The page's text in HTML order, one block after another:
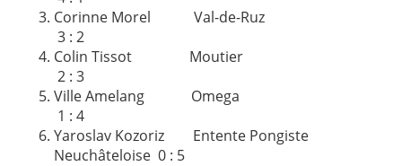
Corinne Morel Val-de-Ruz
3 : 2
Colin Tissot Moutier
2 : 3
Ville Amelang Omega
1 : 4
Yaroslav Kozoriz Entente Pongiste
Neuchâteloise 0 : 5